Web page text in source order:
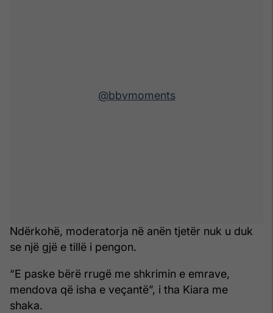
@bbvmoments
Ndërkohë, moderatorja në anën tjetër nuk u duk
se një gjë e tillë i pengon.
“E paske bërë rrugë me shkrimin e emrave,
mendova që isha e veçantë”, i tha Kiara me
shaka.